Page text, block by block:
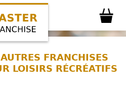
FRANCHISES
LOISIRS RÉCRÉATIFS